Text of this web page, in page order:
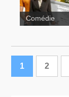
Ma tante
Comédie
1 2